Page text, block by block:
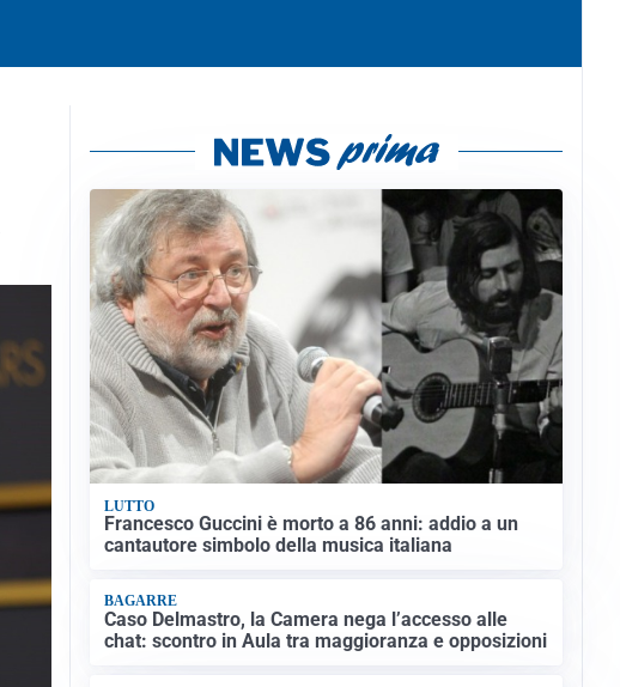
LUTTO
Francesco Guccini è morto a 86 anni: addio a un
cantautore simbolo della musica italiana
BAGARRE
Caso Delmastro, la Camera nega l’accesso alle
chat: scontro in Aula tra maggioranza e opposizioni